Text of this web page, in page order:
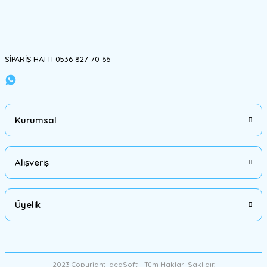
SİPARİŞ HATTI 0536 827 70 66
Kurumsal
Alışveriş
Üyelik
2023 Copyright IdeaSoft - Tüm Hakları Saklıdır.